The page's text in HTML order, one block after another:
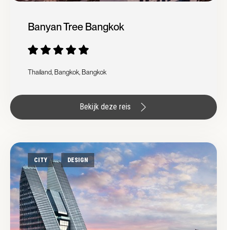
Banyan Tree Bangkok
Thailand, Bangkok, Bangkok
Bekijk deze reis
CITY DESIGN